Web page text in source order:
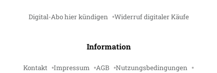
Digital-Abo hier kündigen Widerruf digitaler Käufe
Information
Kontakt Impressum AGB Nutzungsbedingungen